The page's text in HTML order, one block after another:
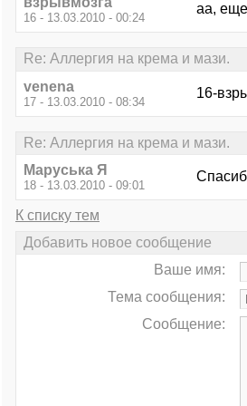
16 - 13.03.2010 - 00:24
аа,
Re: Аллергия на крема и мази.
venena
17 - 13.03.2010 - 08:34
16-
Re: Аллергия на крема и мази.
Маруська Я
18 - 13.03.2010 - 09:01
К списку тем
Добавить новое сообщение
Ваше имя:
Тема сообщения:
Сообщение: